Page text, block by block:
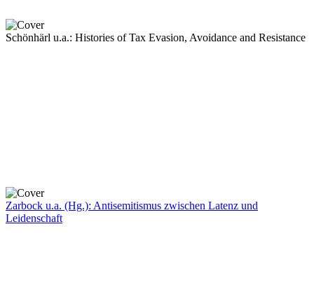
Schönhärl u.a.: Histories of Tax Evasion, Avoidance and Resistance
Zarbock u.a. (Hg.): Antisemitismus zwischen Latenz und
Leidenschaft